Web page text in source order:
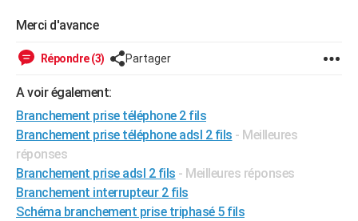
Merci d'avance
Répondre (3) Partager
A voir également:
Branchement prise téléphone 2 fils
Branchement prise téléphone adsl 2 fils - Meilleures
réponses
Branchement prise adsl 2 fils - Meilleures réponses
Branchement interrupteur 2 fils
Schéma branchement prise triphasé 5 fils